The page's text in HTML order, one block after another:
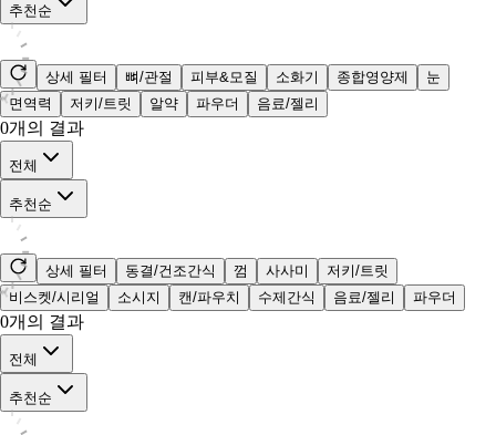
추천순
상세 필터 뼈/관절 피부&모질 소화기 종합영양제
눈
면역력
저키/트릿 알약 파우더 음료/젤리
0개의 결과
전체
추천순
상세 필터 동결/건조간식 껌 사사미
저키/트릿
비스켓/시리얼
소시지 캔/파우치 수제간식 음료/젤리 파우더
0개의 결과
전체
추천순